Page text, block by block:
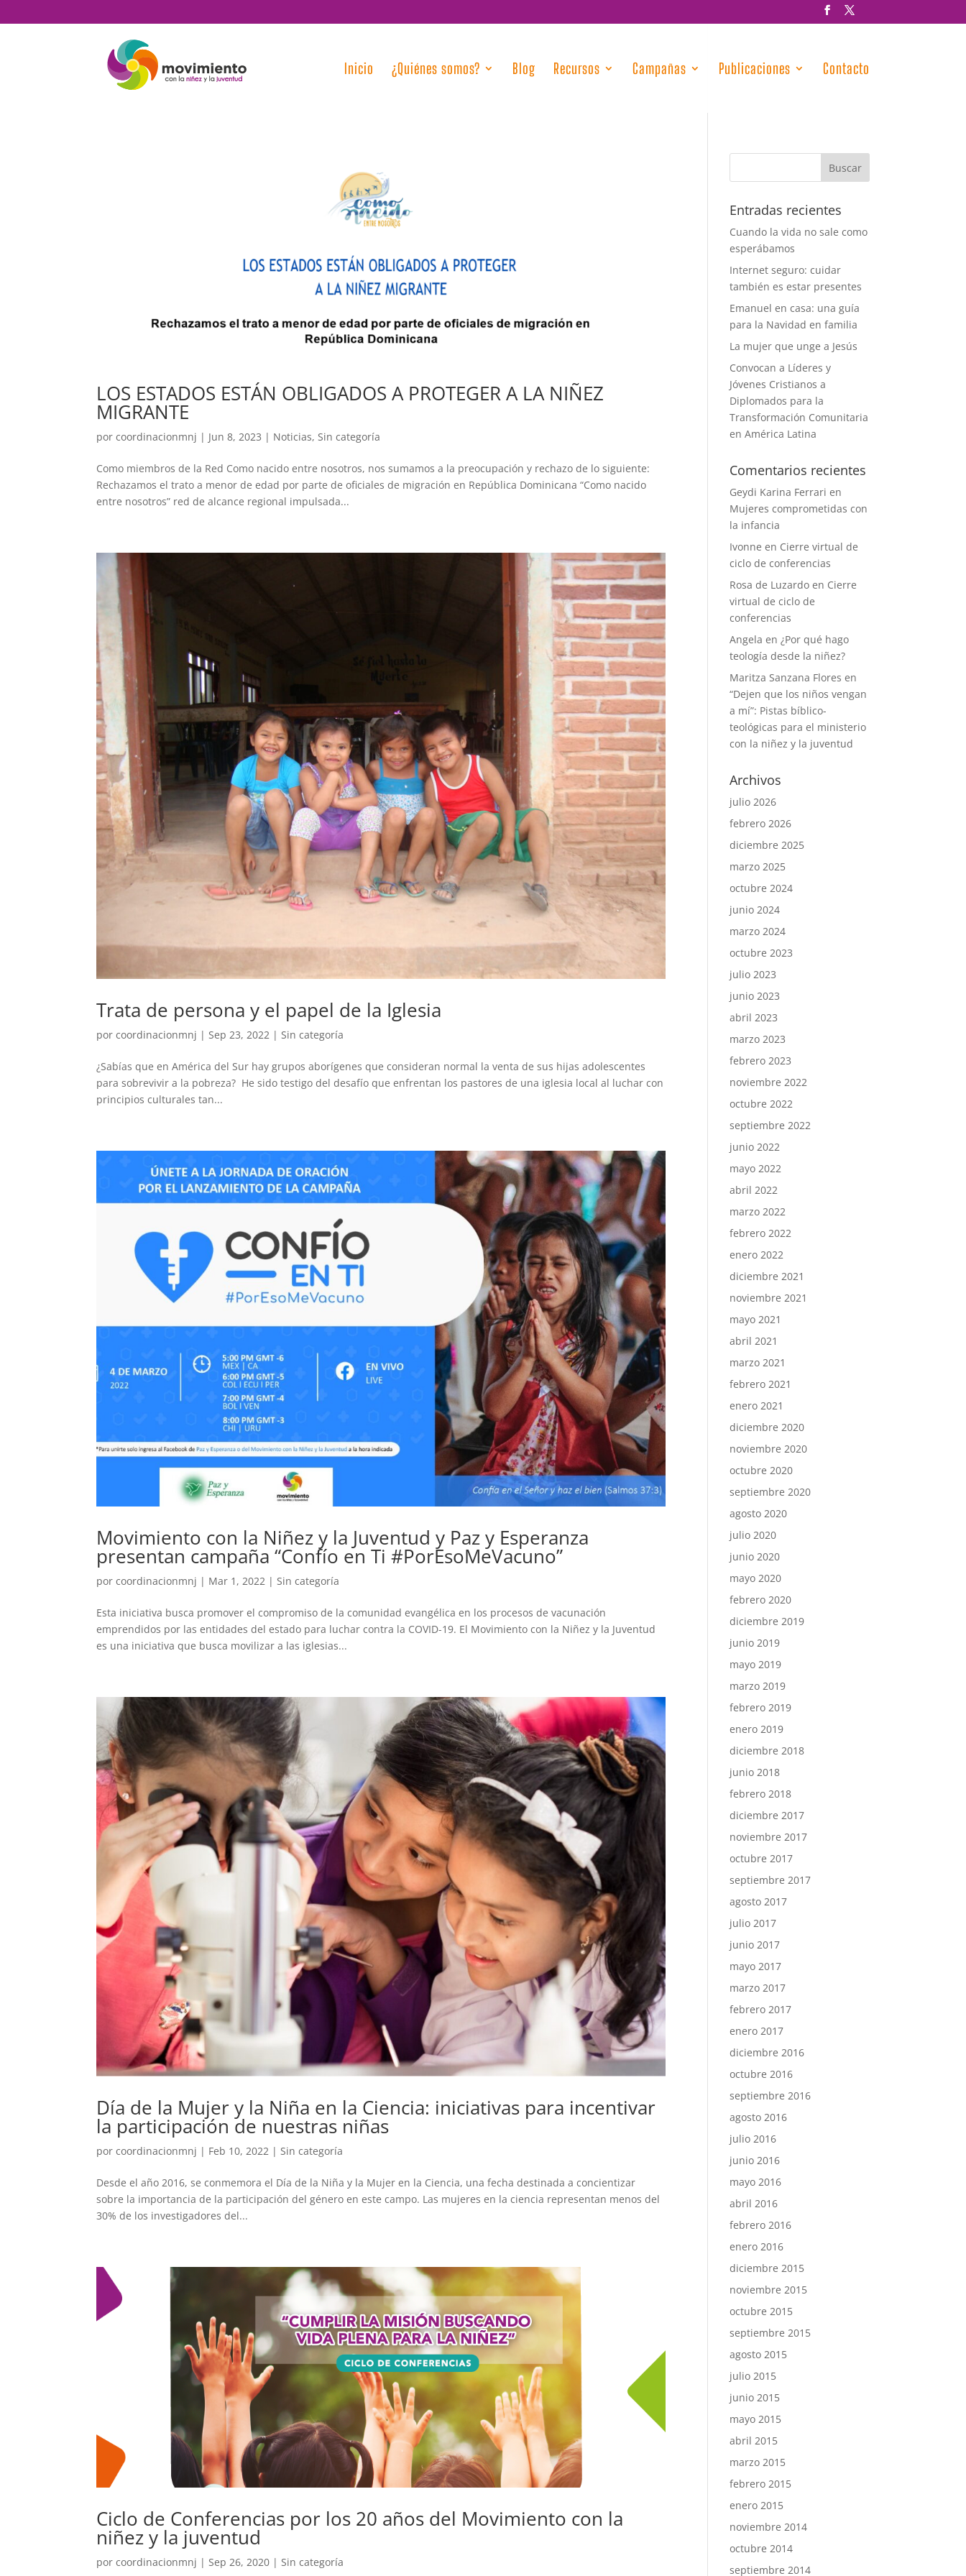
Inicio ¿Quiénes somos? Blog Recursos Campañas Publicaciones Contacto
LOS ESTADOS ESTÁN OBLIGADOS A PROTEGER A LA NIÑEZ
MIGRANTE
porcoordinacionmnj | Jun 8, 2023 | Noticias, Sin categoría
Como miembros de la Red Como nacido entre nosotros, nos sumamos a la preocupación y rechazo de lo siguiente:
Rechazamos el trato a menor de edad por parte de oficiales de migración en República Dominicana “Como nacido
entre nosotros” red de alcance regional impulsada...
Trata de persona y el papel de la Iglesia
porcoordinacionmnj |Sep 23, 2022 |Sin categoría
¿Sabías que en América del Sur hay grupos aborígenes que consideran normal la venta de sus hijas adolescentes
para sobrevivir a la pobreza? He sido testigo del desafío que enfrentan los pastores de una iglesia local al luchar con
principios culturales tan...
Movimiento con la Niñez y la Juventud y Paz y Esperanza
presentan campaña “Confío en Ti #PorEsoMeVacuno”
porcoordinacionmnj | Mar 1, 2022 |Sin categoría
Esta iniciativa busca promover el compromiso de la comunidad evangélica en los procesos de vacunación
emprendidos por las entidades del estado para luchar contra la COVID-19. El Movimiento con la Niñez y la Juventud
es una iniciativa que busca movilizar a las iglesias...
Día de la Mujer y la Niña en la Ciencia: iniciativas para incentivar
la participación de nuestras niñas
porcoordinacionmnj | Feb 10, 2022 |Sin categoría
Desde el año 2016, se conmemora el Día de la Niña y la Mujer en la Ciencia, una fecha destinada a concientizar
sobre la importancia de la participación del género en este campo. Las mujeres en la ciencia representan menos del
30% de los investigadores del...
Ciclo de Conferencias por los 20 años del Movimiento con la
niñez y la juventud
porcoordinacionmnj |Sep 26, 2020 |Sin categoría
Entradas recientes
Cuando la vida no sale como
esperábamos
Internet seguro: cuidar
también es estar presentes
Emanuel en casa: una guía
para la Navidad en familia
La mujer que unge a Jesús
Convocan a Líderes y
Jóvenes Cristianos a
Diplomados para la
Transformación Comunitaria
en América Latina
Comentarios recientes
Geydi Karina Ferrari en
Mujeres comprometidas con
la infancia
Ivonne en Cierre virtual de
ciclo de conferencias
Rosa de Luzardo en Cierre
virtual de ciclo de
conferencias
Angela en¿Por qué hago
teología desde la niñez?
Maritza Sanzana Flores en
“Dejen que los niños vengan
a mí”: Pistas bíblico-
teológicas para el ministerio
con la niñez y la juventud
Archivos
julio 2026
febrero 2026
diciembre 2025
marzo 2025
octubre 2024
junio 2024
marzo 2024
octubre 2023
julio 2023
junio 2023
abril 2023
marzo 2023
febrero 2023
noviembre 2022
octubre 2022
septiembre 2022
junio 2022
mayo 2022
abril 2022
marzo 2022
febrero 2022
enero 2022
diciembre 2021
noviembre 2021
mayo 2021
abril 2021
marzo 2021
febrero 2021
enero 2021
diciembre 2020
noviembre 2020
octubre 2020
septiembre 2020
agosto 2020
julio 2020
junio 2020
mayo 2020
febrero 2020
diciembre 2019
junio 2019
mayo 2019
marzo 2019
febrero 2019
enero 2019
diciembre 2018
junio 2018
febrero 2018
diciembre 2017
noviembre 2017
octubre 2017
septiembre 2017
agosto 2017
julio 2017
junio 2017
mayo 2017
marzo 2017
febrero 2017
enero 2017
diciembre 2016
octubre 2016
septiembre 2016
agosto 2016
julio 2016
junio 2016
mayo 2016
abril 2016
febrero 2016
enero 2016
diciembre 2015
noviembre 2015
octubre 2015
septiembre 2015
agosto 2015
julio 2015
junio 2015
mayo 2015
abril 2015
marzo 2015
febrero 2015
enero 2015
noviembre 2014
octubre 2014
septiembre 2014